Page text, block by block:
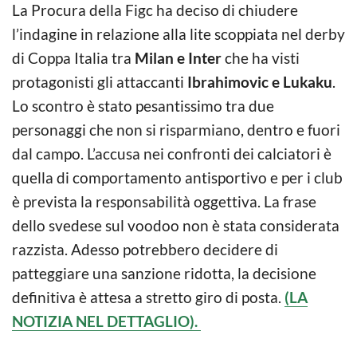
La Procura della Figc ha deciso di chiudere
l’indagine in relazione alla lite scoppiata nel derby
di Coppa Italia tra Milan e Interche ha visti
protagonisti gli attaccanti Ibrahimovic e Lukaku.
Lo scontro è stato pesantissimo tra due
personaggi che non si risparmiano, dentro e fuori
dal campo. L’accusa nei confronti dei calciatori è
quella di comportamento antisportivo e per i club
è prevista la responsabilità oggettiva. La frase
dello svedese sul voodoo non è stata considerata
razzista. Adesso potrebbero decidere di
patteggiare una sanzione ridotta, la decisione
definitiva è attesa a stretto giro di posta. (LA
NOTIZIA NEL DETTAGLIO).